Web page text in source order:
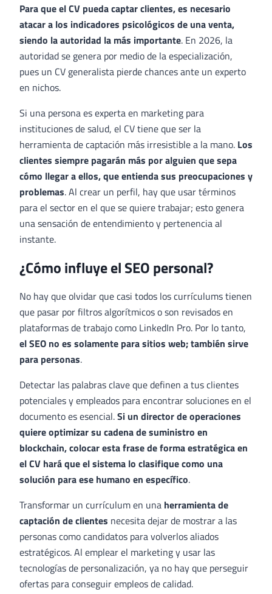
Para que el CV pueda captar clientes, es necesario
atacar a los indicadores psicológicos de una venta,
siendo la autoridad la más importante. En 2026, la
autoridad se genera por medio de la especialización,
pues un CV generalista pierde chances ante un experto
en nichos.
Si una persona es experta en marketing para
instituciones de salud, el CV tiene que ser la
herramienta de captación más irresistible a la mano. Los
clientes siempre pagarán más por alguien que sepa
cómo llegar a ellos, que entienda sus preocupaciones y
problemas. Al crear un perfil, hay que usar términos
para el sector en el que se quiere trabajar; esto genera
una sensación de entendimiento y pertenencia al
instante.
¿Cómo influye el SEO personal?
No hay que olvidar que casi todos los currículums tienen
que pasar por filtros algorítmicos o son revisados en
plataformas de trabajo como LinkedIn Pro. Por lo tanto,
el SEO no es solamente para sitios web; también sirve
para personas.
Detectar las palabras clave que definen a tus clientes
potenciales y empleados para encontrar soluciones en el
documento es esencial.Si un director de operaciones
quiere optimizar su cadena de suministro en
blockchain, colocar esta frase de forma estratégica en
el CV hará que el sistema lo clasifique como una
solución para ese humano en específico.
Transformar un currículum en una herramienta de
captación de clientes necesita dejar de mostrar a las
personas como candidatos para volverlos aliados
estratégicos. Al emplear el marketing y usar las
tecnologías de personalización, ya no hay que perseguir
ofertas para conseguir empleos de calidad.